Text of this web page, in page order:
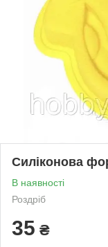
Силіконова
В наявності
Роздріб
35 ₴